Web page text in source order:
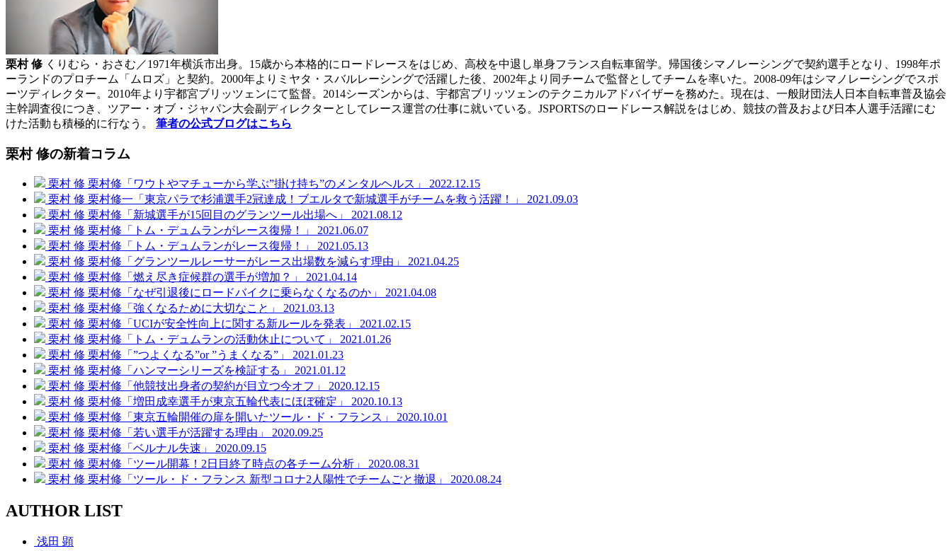
栗村 修 くりむら・おさむ／1971年横浜市出身。15歳から本格的にロードレースをはじめ、高校を中退し単身フランス自転車留学。帰国後シマノレーシングで契約選手となり、1998年ポ
ーランドのプロチーム「ムロズ」と契約。2000年よりミヤタ・スバルレーシングで活躍した後、2002年より同チームで監督としてチームを率いた。2008-09年はシマノレーシングでスポ
ーツディレクター。2010年より宇都宮ブリッツェンにて監督。2014シーズンからは、宇都宮ブリッツェンのテクニカルアドバイザーを務めた。現在は、一般財団法人日本自転車普及協会
主幹調査役につき、ツアー・オブ・ジャパン大会副ディレクターとしてレース運営の仕事に就いている。JSPORTSのロードレース解説をはじめ、競技の普及および日本人選手活躍にむ
けた活動も積極的に行なう。 筆者の公式ブログはこちら
栗村 修の新着コラム
栗村 修 栗村修「ワウトやマチューから学ぶ”掛け持ち”のメンタルヘルス」
2022.12.15
栗村 修 栗村修一「東京パラで杉浦選手2冠達成！ブエルタで新城選手がチームを救う活躍！」
2021.09.03
栗村 修 栗村修「新城選手が15回目のグランツール出場へ」
2021.08.12
栗村 修 栗村修「トム・デュムランがレース復帰！」
2021.06.07
栗村 修 栗村修「トム・デュムランがレース復帰！」
2021.05.13
栗村 修 栗村修「グランツールレーサーがレース出場数を減らす理由」
2021.04.25
栗村 修 栗村修「燃え尽き症候群の選手が増加？」
2021.04.14
栗村 修 栗村修「なぜ引退後にロードバイクに乗らなくなるのか」
2021.04.08
栗村 修 栗村修「強くなるために大切なこと」
2021.03.13
栗村 修 栗村修「UCIが安全性向上に関する新ルールを発表」
2021.02.15
栗村 修 栗村修「トム・デュムランの活動休止について」
2021.01.26
栗村 修 栗村修「”つよくなる”or ”うまくなる”」
2021.01.23
栗村 修 栗村修「ハンマーシリーズを検証する」
2021.01.12
栗村 修 栗村修「他競技出身者の契約が目立つ今オフ」
2020.12.15
栗村 修 栗村修「増田成幸選手が東京五輪代表にほぼ確定」
2020.10.13
栗村 修 栗村修「東京五輪開催の扉を開いたツール・ド・フランス」
2020.10.01
栗村 修 栗村修「若い選手が活躍する理由」
2020.09.25
栗村 修 栗村修「ベルナル失速」
2020.09.15
栗村 修 栗村修「ツール開幕！2日目終了時点の各チーム分析」
2020.08.31
栗村 修 栗村修「ツール・ド・フランス 新型コロナ2人陽性でチームごと撤退」 2020.08.24
AUTHOR LIST
浅田 顕